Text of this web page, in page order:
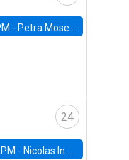
- Petra Moser, NYU Stern
24
- Nicolas Inostroza, Rotman School of Management, University of Toronto